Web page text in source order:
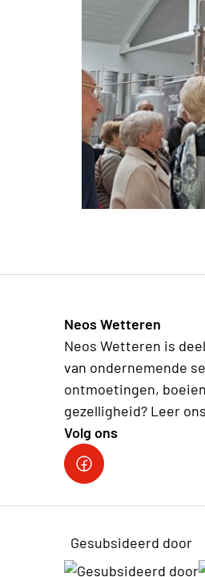
Neos Wetteren
Neos Wetteren is
van ondernemende
ontmoetingen,
gezelligheid? Leer
Volg ons
Gesubsideerd door